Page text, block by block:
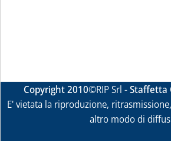
Copyright 2010©RIP Srl -Staffetta
E' vietata la riproduzione,
altro modo di